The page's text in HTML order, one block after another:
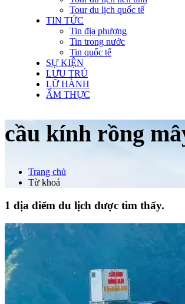
Tour du lịch quốc tế
TIN TỨC
Tin địa phương
Tin trong nước
Tin quốc tế
SỰ KIỆN
LƯU TRÚ
LỮ HÀNH
ẨM THỰC
cầu kính rồng
Trang chủ
Từ khoá
1 địa điểm du lịch được tìm thấy.